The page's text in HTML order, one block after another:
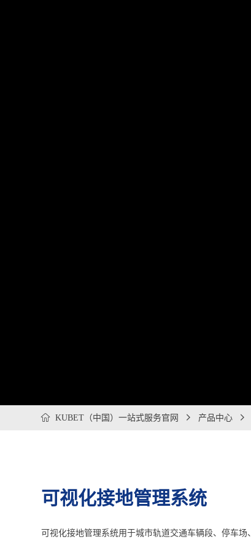
 KUBET（中国）一站式服务官网  产品中心 
可视化接地管理系统
可视化接地管理系统用于城市轨道交通车辆段、停车